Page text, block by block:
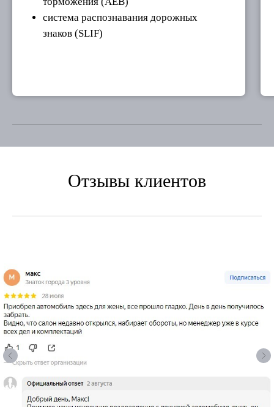
система распознавания дорожных
знаков (SLIF)
Отзывы клиентов